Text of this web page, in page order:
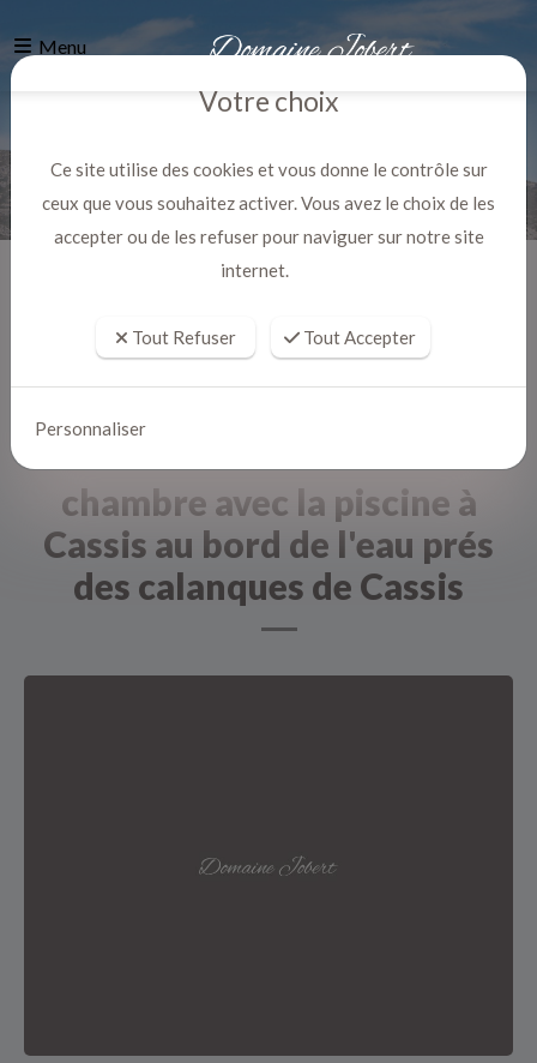
Menu
chambre avec la piscine à
Cassis au bord de l'eau prés
des calanques de Cassis
Votre choix
Ce site utilise des cookies et vous donne le contrôle sur
ceux que vous souhaitez activer. Vous avez le choix de les
accepter ou de les refuser pour naviguer sur notre site
internet.
Tout Refuser Tout Accepter
Personnaliser